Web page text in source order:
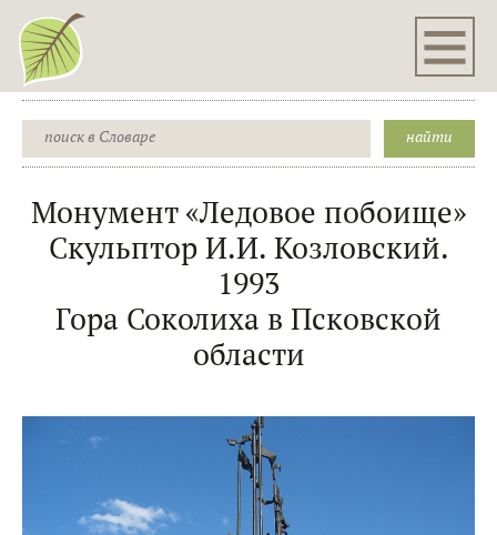
Монумент «Ледовое побоище»
Скульптор И.И. Козловский.
1993
Гора Соколиха в Псковской
области